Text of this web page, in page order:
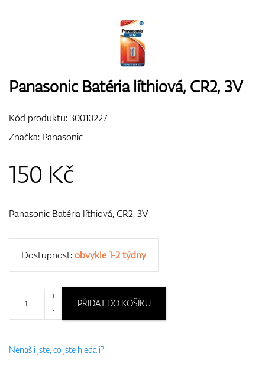
Bagy
Doplňky
Dárkové poukazy
Panasonic Batéria líthiová, CR2, 3V
Kód produktu:30010227
Značka: Panasonic
150 Kč
Panasonic Batéria líthiová, CR2, 3V
Dostupnost:obvykle 1-2 týdny
+
-
PŘIDAT DO KOŠÍKU
Nenašli jste, co jste hledali?